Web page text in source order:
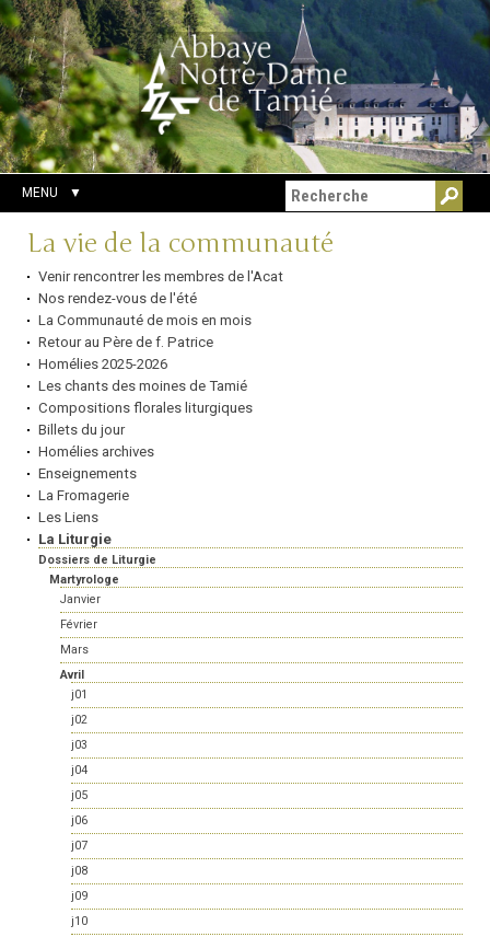
Aller
au
contenu.
|
Aller
à
la
navigation
Outils
personnels
Chercher par
Recherche
avancée…
MENU
Navigation
La vie de la communauté
Venir rencontrer les membres de l'Acat
Nos rendez-vous de l'été
La Communauté de mois en mois
Retour au Père de f. Patrice
Homélies 2025-2026
Les chants des moines de Tamié
Compositions florales liturgiques
Billets du jour
Homélies archives
Enseignements
La Fromagerie
Les Liens
La Liturgie
Dossiers de Liturgie
Martyrologe
Janvier
Février
Mars
Avril
j01
j02
j03
j04
j05
j06
j07
j08
j09
j10